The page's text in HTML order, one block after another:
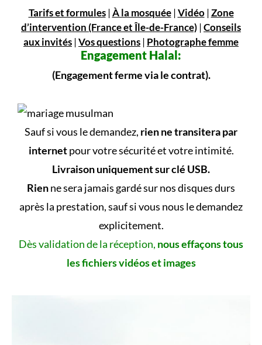
Tarifs et formules|À la mosquée|Vidéo|Zone
d’intervention (France et Île-de-France) |Conseils
aux invités |Vos questions | Photographe femme
Engagement Halal:
(Engagement ferme via le contrat).
Sauf si vous le demandez, rien ne transitera par
internetpour votre sécurité et votre intimité.
Livraison uniquement sur clé USB.
Rienne sera jamais gardé sur nos disques durs
après la prestation, sauf si vous nous le demandez
explicitement.
Dès validation de la réception, nous effaçons tous
les fichiers vidéos et images